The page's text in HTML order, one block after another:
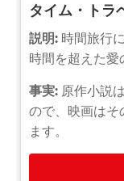
タイム・トラ
説明: 時間旅行
時間を超えた愛
事実: 原作小説
ので、映画はそ
ます。